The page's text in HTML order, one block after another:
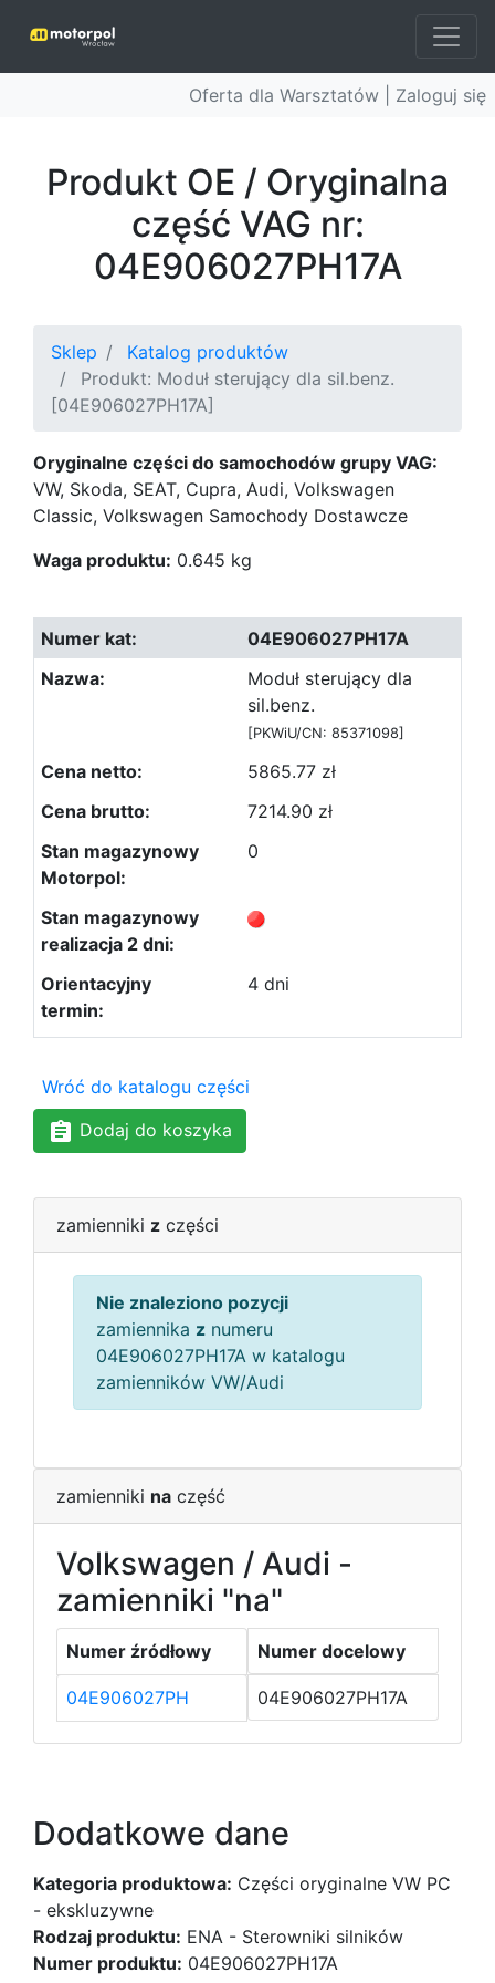
Oferta dla Warsztatów | Zaloguj się
Produkt OE / Oryginalna
część VAG nr:
04E906027PH17A
Sklep
Katalog produktów
Produkt: Moduł sterujący dla sil.benz.
[04E906027PH17A]
Oryginalne części do samochodów grupy VAG:
VW, Skoda, SEAT, Cupra, Audi, Volkswagen
Classic, Volkswagen Samochody Dostawcze
Waga produktu: 0.645 kg
04E906027PH17A
Moduł sterujący dla
sil.benz.
[PKWiU/CN: 85371098]
5865.77 zł
7214.90 zł
0
4 dni
Wróć do katalogu części
Dodaj do koszyka
zamienniki z części
Nie znaleziono pozycji
zamiennika z numeru
04E906027PH17A w katalogu
zamienników VW/Audi
zamienniki na część
Volkswagen / Audi -
zamienniki "na"
Numer źródłowy Numer docelowy
04E906027PH 04E906027PH17A
Dodatkowe dane
Kategoria produktowa: Części oryginalne VW PC
- ekskluzywne
Rodzaj produktu: ENA - Sterowniki silników
Numer produktu: 04E906027PH17A